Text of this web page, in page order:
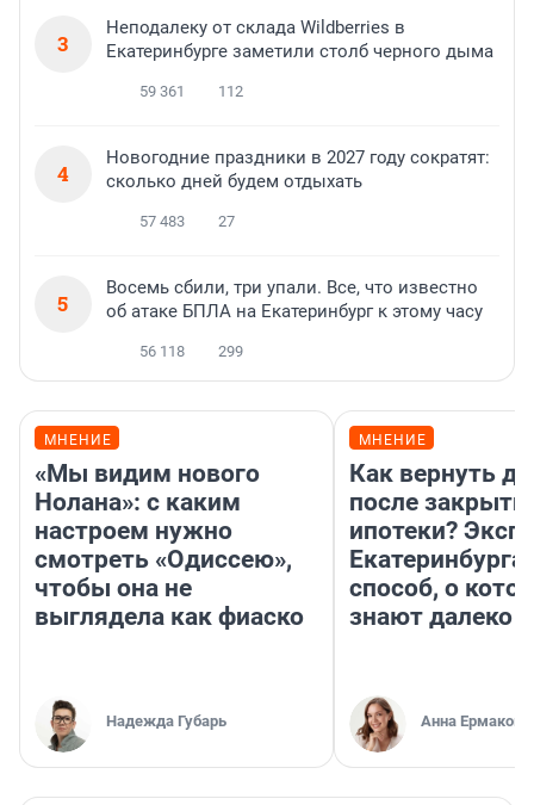
3
Неподалеку от склада Wildberries в
Екатеринбурге заметили столб черного дыма
59 361 112
4
Новогодние праздники в 2027 году сократят:
сколько дней будем отдыхать
57 483 27
5
Восемь сбили, три упали. Все, что известно
об атаке БПЛА на Екатеринбург к этому часу
56 118 299
МНЕНИЕ
«Мы видим нового
Нолана»: с каким
настроем нужно
смотреть «Одиссею»,
чтобы она не
выглядела как фиаско
Надежда Губарь
МНЕНИЕ
Как вернуть
после
ипотеки?
Екатеринбурга
способ, о
знают далеко
Анна Ермакова